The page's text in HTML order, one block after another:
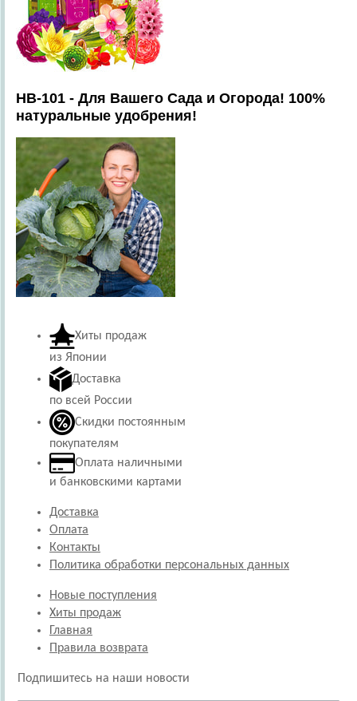
HB-101 - Для Вашего Сада и Огорода! 100%
натуральные удобрения!
Хиты продаж
из Японии
Доставка
по всей России
Скидки постоянным
покупателям
Оплата наличными
и банковскими картами
Доставка
Оплата
Контакты
Политика обработки персональных данных
Новые поступления
Хиты продаж
Главная
Правила возврата
Подпишитесь на наши новости